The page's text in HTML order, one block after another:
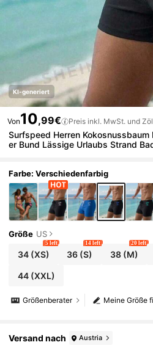
KI-generiert
Von10,99€ Preis inkl. MwSt. und
Surfspeed Herren
er Bund Lässige Urlaubs Strand
Farbe: Verschiedenfarbig
Größe US
34(XS)
5 left
36 (S)
14 left
38(M)
20 left
44(XXL)
Meine Größe
Größenberater
Versand nach Austria